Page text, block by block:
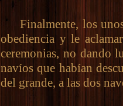
Finalmente, los
obediencia y le
ceremonias, no dando
navíos que habían
del grande, a las dos